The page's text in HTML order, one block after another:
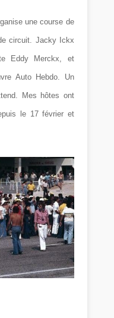
une course de
circuit. Jacky Ickx
Eddy Merckx, et
Auto Hebdo. Un
Mes hôtes ont
le 17 février et